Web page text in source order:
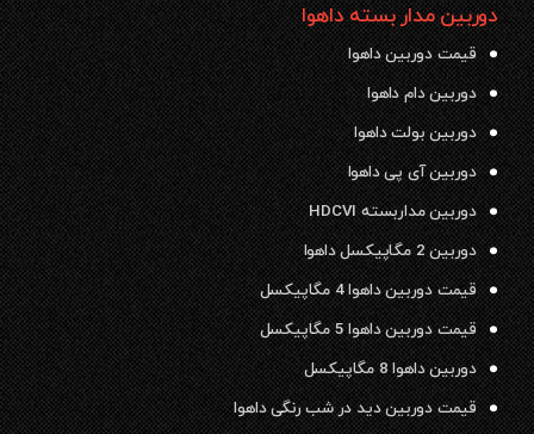
دوربین مدار بسته داهوا
قیمت دوربین داهوا
دوربین دام داهوا
دوربین بولت داهوا
دوربین آی پی داهوا
دوربین مداربسته HDCVI
دوربین 2 مگاپیکسل داهوا
قیمت دوربین داهوا 4 مگاپیکسل
قیمت دوربین داهوا 5 مگاپیکسل
دوربین داهوا 8 مگاپیکسل
قیمت دوربین دید در شب رنگی داهوا